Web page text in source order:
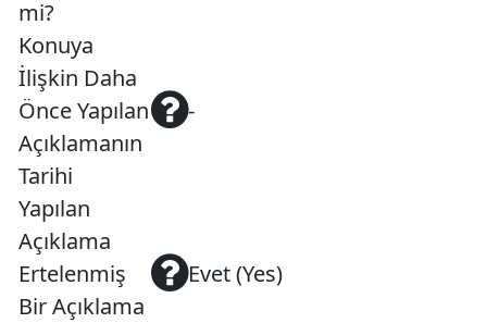
mi?
Konuya
İlişkin Daha
Önce Yapılan
Açıklamanın
Tarihi
-
Yapılan
Açıklama
Ertelenmiş
Bir Açıklama
Evet (Yes)